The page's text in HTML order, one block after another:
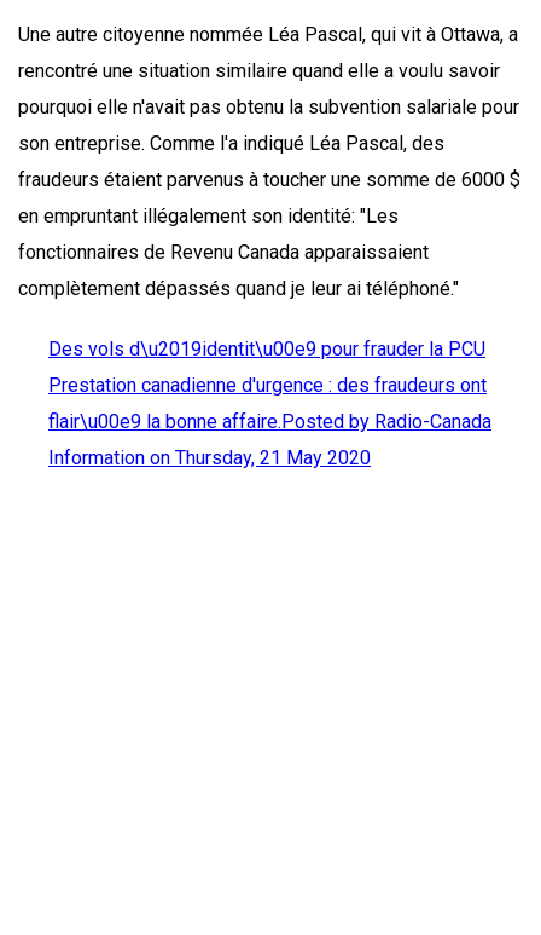
Une autre citoyenne nommée Léa Pascal, qui vit à Ottawa, a
rencontré une situation similaire quand elle a voulu savoir
pourquoi elle n'avait pas obtenu la subvention salariale pour
son entreprise. Comme l'a indiqué Léa Pascal, des
fraudeurs étaient parvenus à toucher une somme de 6000 $
en empruntant illégalement son identité: "Les
fonctionnaires de Revenu Canada apparaissaient
complètement dépassés quand je leur ai téléphoné."
Des vols d\u2019identit\u00e9 pour frauder la PCU
Prestation canadienne d'urgence : des fraudeurs ont
flair\u00e9 la bonne affaire.Posted by Radio-Canada
Information on Thursday, 21 May 2020